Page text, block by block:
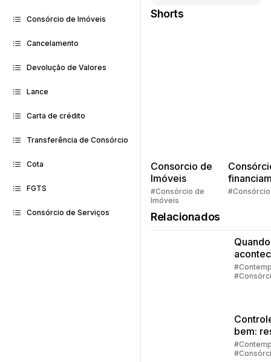
Consórcio de Imóveis
Cancelamento
Devolução de Valores
Lance
Carta de crédito
Transferência de Consórcio
Cota
FGTS
Consórcio de Serviços
Shorts
Consorcio de
Imóveis
#Consórcio de
Imóveis
Quem
#Consórcio
Relacionados
Quando
no
bem:
de